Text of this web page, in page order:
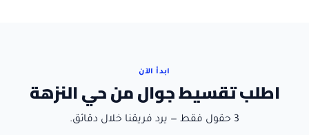
ابدأ الآن
اطلب تقسيط جوال من حي النزهة
3 حقول فقط — يرد فريقنا خلال دقائق.